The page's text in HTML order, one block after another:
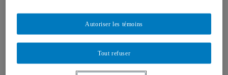
Équipes et unités de recherche
Régles d’éthique
Équipements de recherche
Tout refuser
Autoriser les témoins